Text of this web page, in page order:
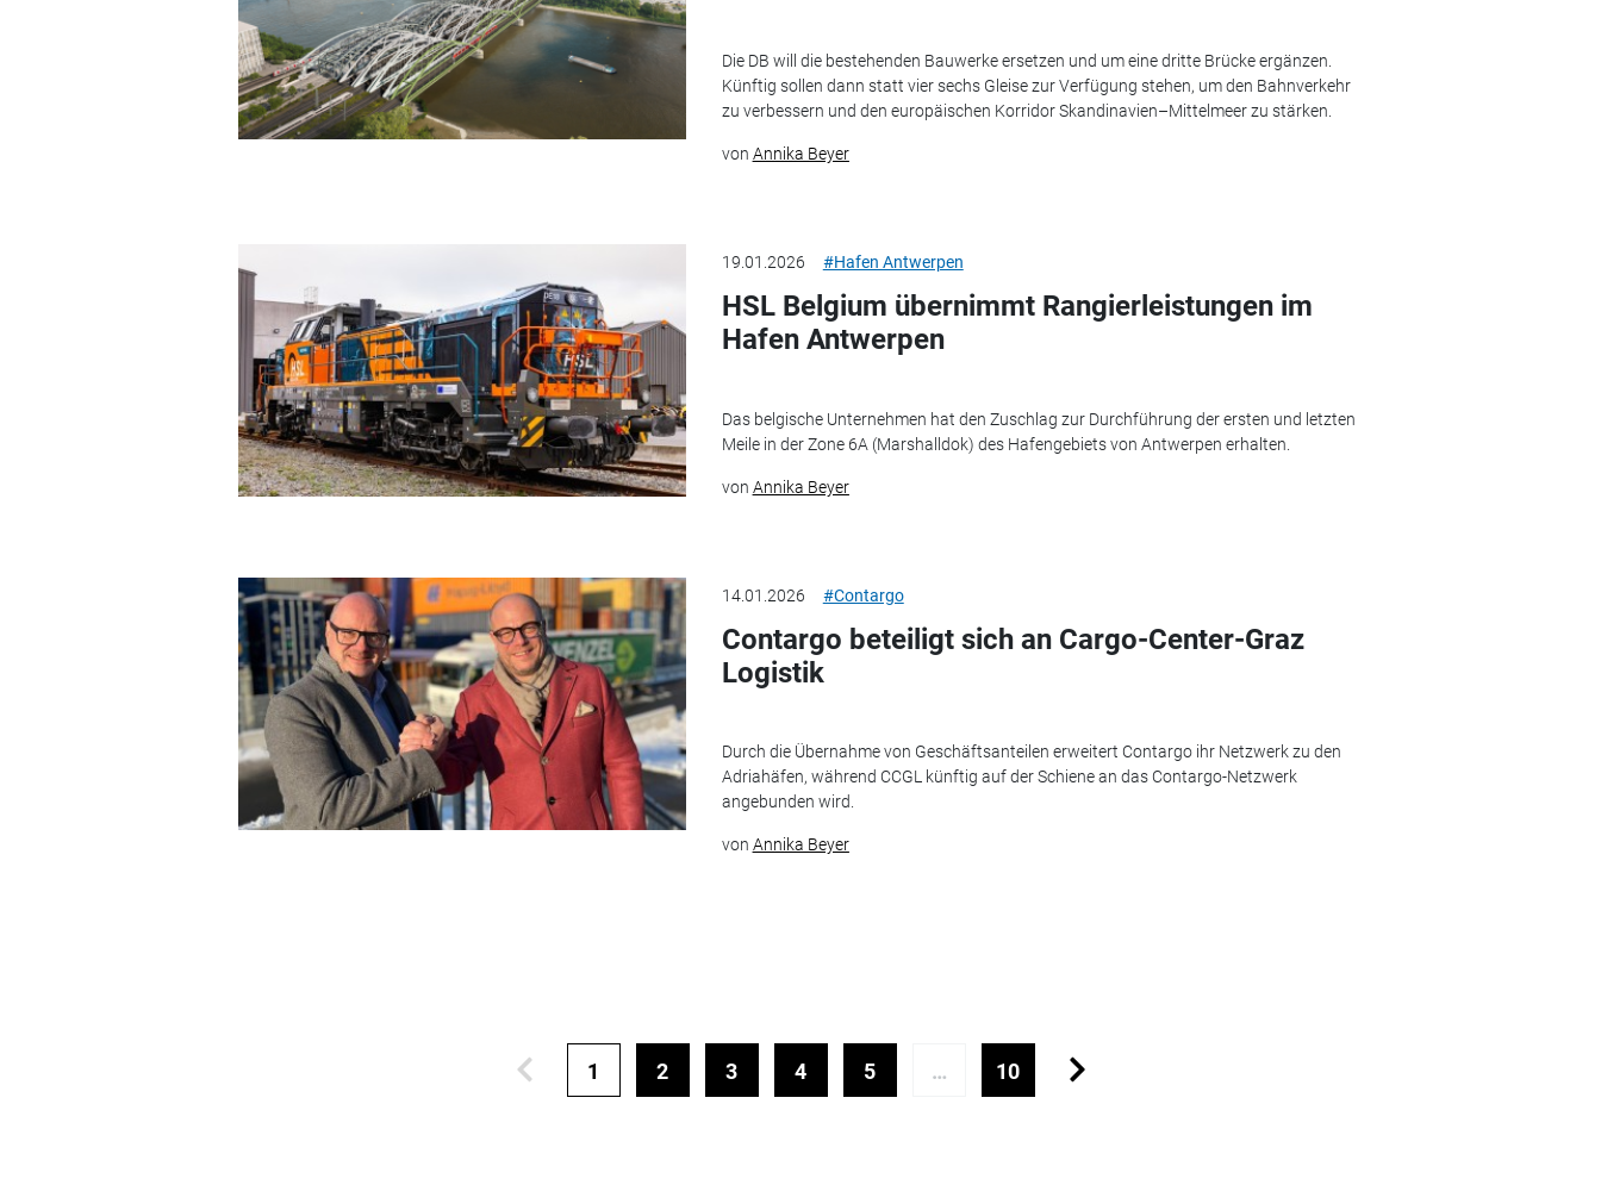
Die DB will die bestehenden Bauwerke ersetzen und um eine dritte Brücke ergänzen.
Künftig sollen dann statt vier sechs Gleise zur Verfügung stehen, um den Bahnverkehr
zu verbessern und den europäischen Korridor Skandinavien–Mittelmeer zu stärken.
von Annika Beyer
19.01.2026 #Hafen Antwerpen
HSL Belgium übernimmt Rangierleistungen im
Hafen Antwerpen
Das belgische Unternehmen hat den Zuschlag zur Durchführung der ersten und letzten
Meile in der Zone 6A (Marshalldok) des Hafengebiets von Antwerpen erhalten.
von Annika Beyer
14.01.2026 #Contargo
Contargo beteiligt sich an Cargo-Center-Graz
Logistik
Durch die Übernahme von Geschäftsanteilen erweitert Contargo ihr Netzwerk zu den
Adriahäfen, während CCGL künftig auf der Schiene an das Contargo-Netzwerk
angebunden wird.
von Annika Beyer
1 2 3 4 5 … 10